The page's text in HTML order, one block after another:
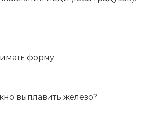
форму.
выплавить железо?